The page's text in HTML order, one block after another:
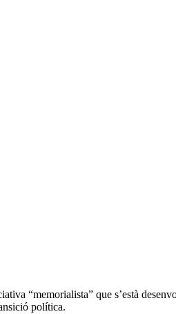
“memorialista” que s’està
política.